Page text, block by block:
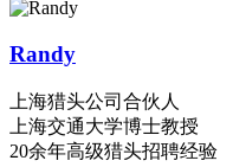
Randy
上海猎头公司合伙人
上海交通大学博士教授
20余年高级猎头招聘经验